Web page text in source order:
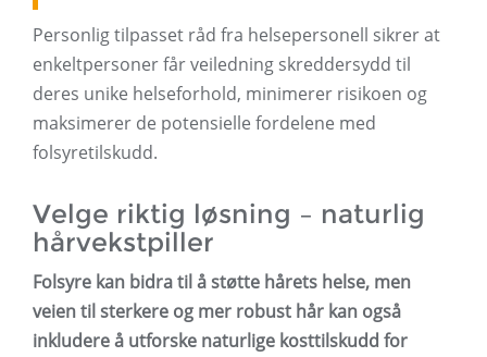
Personlig tilpasset råd fra helsepersonell sikrer at
enkeltpersoner får veiledning skreddersydd til
deres unike helseforhold, minimerer risikoen og
maksimerer de potensielle fordelene med
folsyretilskudd.
Velge riktig løsning – naturlig
hårvekstpiller
Folsyre kan bidra til å støtte hårets helse, men
veien til sterkere og mer robust hår kan også
inkludere å utforske naturlige kosttilskudd for